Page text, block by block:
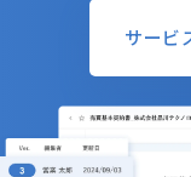
サービ